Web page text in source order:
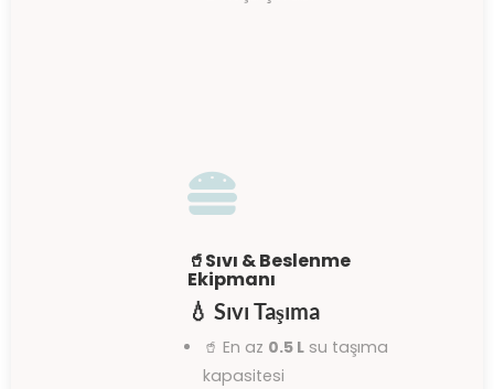

🥤Sıvı & Beslenme
Ekipmanı
💧 Sıvı Taşıma
🥤 En az 0.5 L su taşıma
kapasitesi